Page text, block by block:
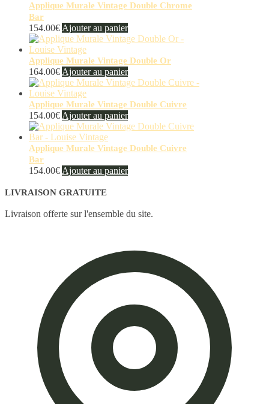
Applique Murale Vintage Double Chrome
Bar
154.00€ Ajouter au panier
Applique Murale Vintage Double Or
164.00€ Ajouter au panier
Applique Murale Vintage Double Cuivre
154.00€ Ajouter au panier
Applique Murale Vintage Double Cuivre
Bar
154.00€ Ajouter au panier
LIVRAISON GRATUITE
Livraison offerte sur l'ensemble du site.